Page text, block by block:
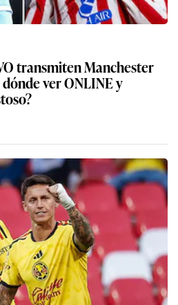
transmiten Manchester
ver ONLINE y